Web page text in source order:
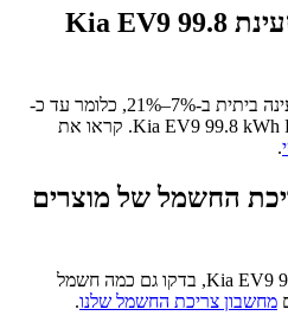
Kia EV9 99.8
כלומר עד כ-
Kia EV9 99.8 kWh. קראו את
.
החשמל של מוצרים
Kia EV9, בדקו גם כמה חשמל
מחשבון צריכת החשמל שלנו.